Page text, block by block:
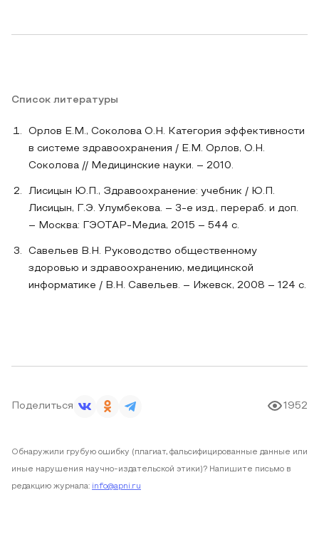
Список литературы
Орлов Е.М., Соколова О.Н. Категория эффективности
в системе здравоохранения / Е.М. Орлов, О.Н.
Соколова // Медицинские науки. – 2010.
Лисицын Ю.П., Здравоохранение: учебник / Ю.П.
Лисицын, Г.Э. Улумбекова. – 3-е изд., перераб. и доп.
– Москва: ГЭОТАР-Медиа, 2015 – 544 с.
Савельев В.Н. Руководство общественному
здоровью и здравоохранению, медицинской
информатике / В.Н. Савельев. – Ижевск, 2008 – 124 с.
Поделиться 1952
Обнаружили грубую ошибку (плагиат, фальсифицированные данные или
иные нарушения научно-издательской этики)? Напишите письмо в
редакцию журнала: info@apni.ru